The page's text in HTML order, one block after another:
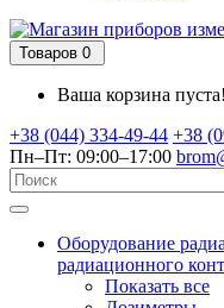
Товаров 0
Ваша корзина пуста!
+38 (044) 334-49-44 +38
Пн–Пт: 09:00–17:00
Оборудование
радиационного
Показать все